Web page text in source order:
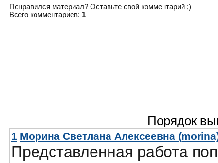
Понравился материал? Оставьте свой комментарий ;)
Всего комментариев: 1
Порядок
1 Морина Светлана Алексеевна
Представленная работа